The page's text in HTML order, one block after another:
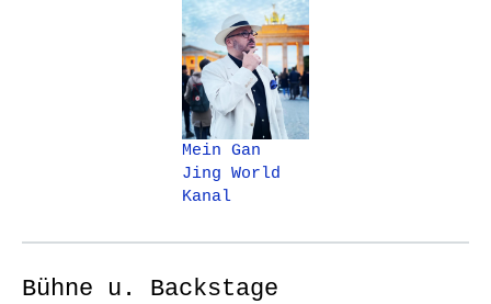
Mein Gan
Jing World
Kanal
Bühne u. Backstage